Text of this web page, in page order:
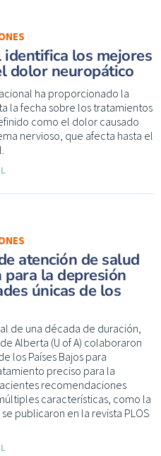
los mejores
dolor neuropático
ha proporcionado la
la fecha sobre los tratamientos
como el dolor causado
nervioso, que afecta hasta el
atención de salud
la depresión
únicas de los
de una década de duración,
Alberta (U of A) colaboraron
los Países Bajos para
preciso para la
recomendaciones
características, como la
publicaron en la revista PLOS